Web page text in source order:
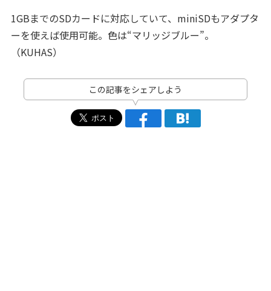
1GBまでのSDカードに対応していて、miniSDもアダプタ
ーを使えば使用可能。色は“マリッジブルー”。
（KUHAS）
この記事をシェアしよう